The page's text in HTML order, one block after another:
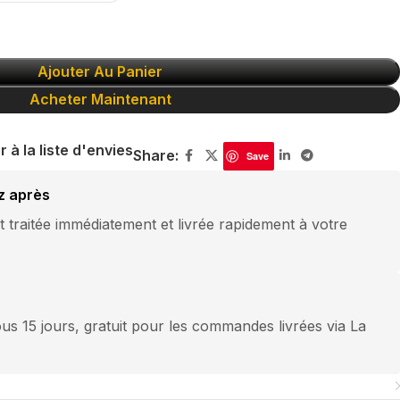
Ajouter Au Panier
Acheter Maintenant
à la liste d'enviesShare: Save
après
traitée immédiatement et livrée rapidement à votre
15 jours, gratuit pour les commandes livrées via La